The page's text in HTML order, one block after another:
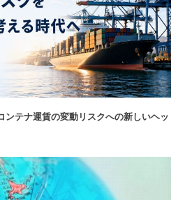
ンテナ運賃の変動リスクへの新しいヘッ